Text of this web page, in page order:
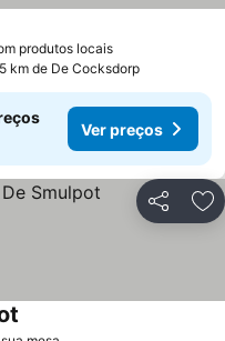
produtos locais
km de De Cocksdorp
Ver preços
Partilhar